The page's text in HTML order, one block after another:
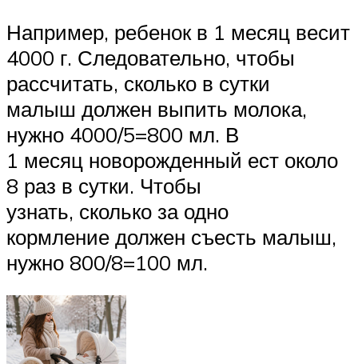
Например, ребенок в 1 месяц весит
4000 г. Следовательно, чтобы
рассчитать, сколько в сутки
малыш должен выпить молока,
нужно 4000/5=800 мл. В
1 месяц новорожденный ест около
8 раз в сутки. Чтобы
узнать, сколько за одно
кормление должен съесть малыш,
нужно 800/8=100 мл.